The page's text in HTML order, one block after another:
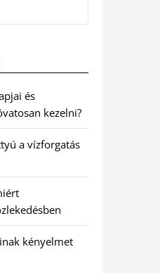
és
kezelni?
a vízforgatás
kényelmet